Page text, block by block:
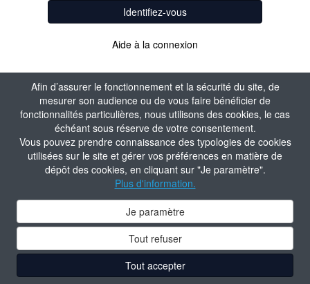
Afin d’assurer le fonctionnement et la sécurité du site, de
mesurer son audience ou de vous faire bénéficier de
fonctionnalités particulières, nous utilisons des cookies, le cas
échéant sous réserve de votre consentement.
Vous pouvez prendre connaissance des typologies de cookies
utilisées sur le site et gérer vos préférences en matière de
dépôt des cookies, en cliquant sur "Je paramètre".
Plus d'information.
Je paramètre
Tout refuser
Tout accepter
Identifiez-vous
Aide à la connexion